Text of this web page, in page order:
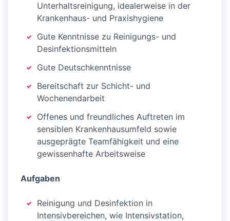
Unterhaltsreinigung, idealerweise in der
Krankenhaus- und Praxishygiene
Gute Kenntnisse zu Reinigungs- und
Desinfektionsmitteln
Gute Deutschkenntnisse
Bereitschaft zur Schicht- und
Wochenendarbeit
Offenes und freundliches Auftreten im
sensiblen Krankenhausumfeld sowie
ausgeprägte Teamfähigkeit und eine
gewissenhafte Arbeitsweise
Aufgaben
Reinigung und Desinfektion in
Intensivbereichen, wie Intensivstation,